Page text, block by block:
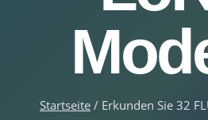
Startseite / Erkunden Sie 32